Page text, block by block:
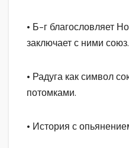
• Б-г благословляет
заключает с ними союз.
• Радуга как символ
потомками.
• История с